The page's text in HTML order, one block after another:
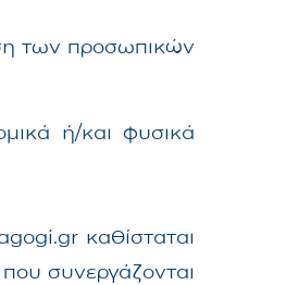
των προσωπικών
ή/και φυσικά
καθίσταται
συνεργάζονται